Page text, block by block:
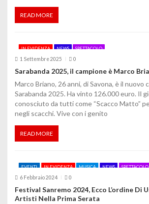
t
i
c
o
l
i
READ MORE
IN EVIDENZA NEWS SPETTACOLO
1 Settembre 2025 0
Sarabanda 2025, il campione è Marco
Marco Briano, 26 anni, di Savona, è il nuovo
Sarabanda 2025. Ha vinto 126.000 euro. Il
conosciuto da tutti come “Scacco Matto”
negli scacchi. Vive con i genito
READ MORE
EVENTI IN EVIDENZA MUSICA NEWS SPETTACOLO
6 Febbraio 2024 0
Festival Sanremo 2024, Ecco L’ordine Di
Artisti Nella Prima Serata